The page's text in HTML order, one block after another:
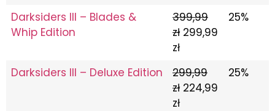
Darksiders III – Blades &
Whip Edition
399,99
zł 299,99
zł
25%
Darksiders III – Deluxe Edition
299,99
zł 224,99
zł
25%